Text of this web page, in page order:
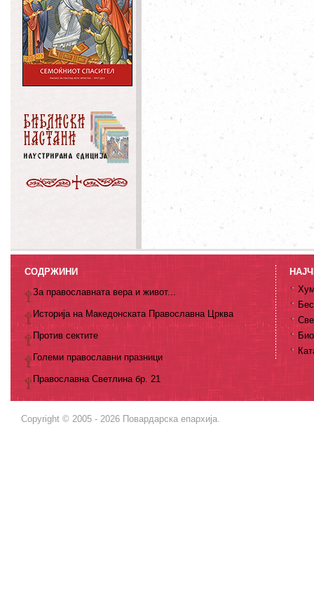
СОДРЖИНИ
За православната вера и живот...
Историја на Македонската Православна Црква
Против сектите
Големи православни празници
Православна Светлина бр. 21
Copyright © 2005 - 2026 Повардарска епархија.